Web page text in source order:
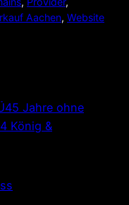
Aachen, Website
Jahre ohne
König &